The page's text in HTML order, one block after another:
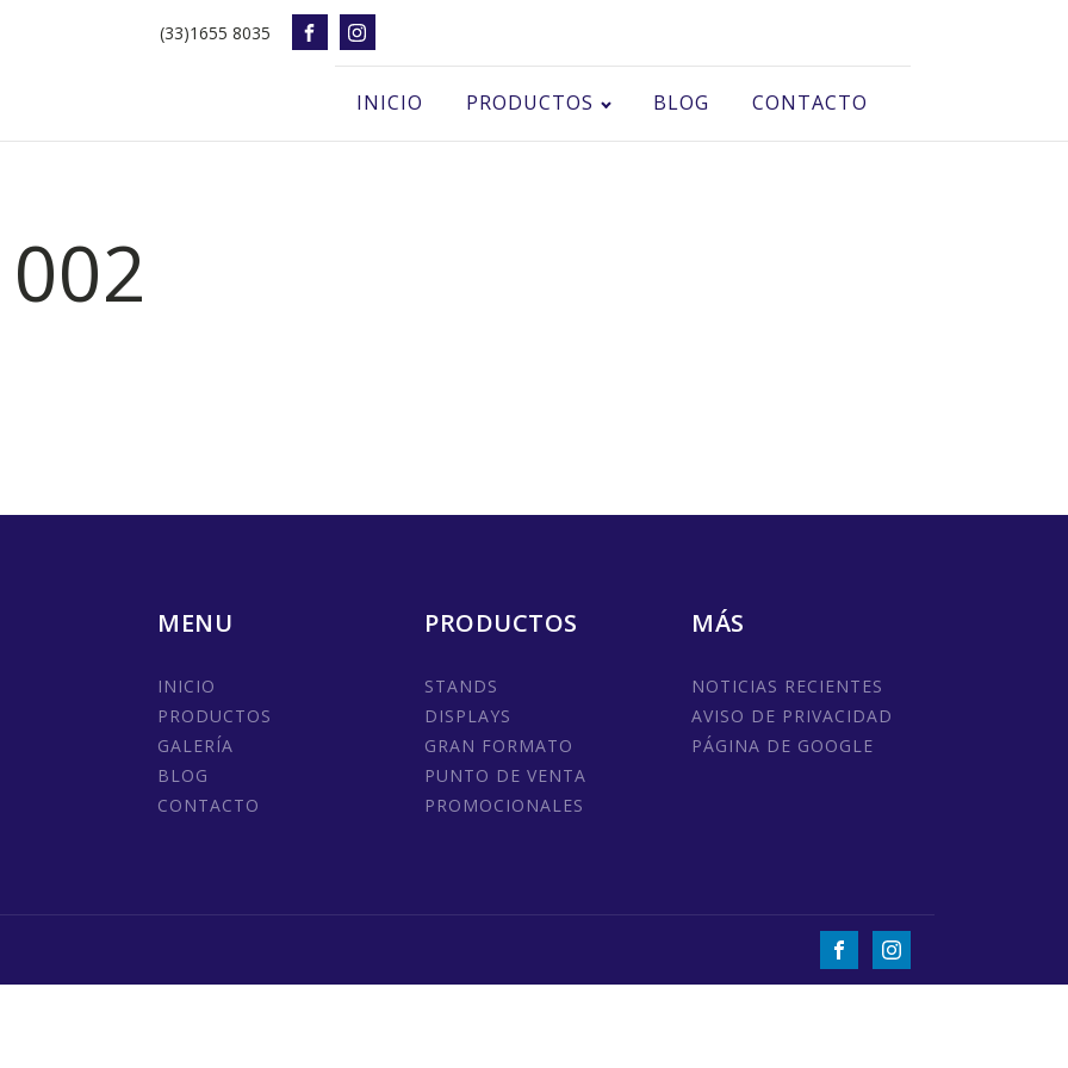
(33)1655 8035
INICIO PRODUCTOS BLOG CONTACTO
MENU
INICIO
PRODUCTOS
GALERÍA
BLOG
CONTACTO
PRODUCTOS
STANDS
DISPLAYS
GRAN FORMATO
PUNTO DE VENTA
PROMOCIONALES
MÁS
NOTICIAS RECIENTES
AVISO DE PRIVACIDAD
PÁGINA DE GOOGLE